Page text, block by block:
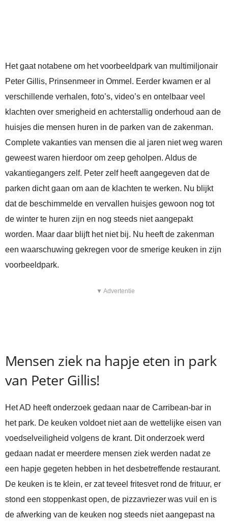
Het gaat notabene om het voorbeeldpark van multimiljonair
Peter Gillis, Prinsenmeer in Ommel. Eerder kwamen er al
verschillende verhalen, foto’s, video’s en ontelbaar veel
klachten over smerigheid en achterstallig onderhoud aan de
huisjes die mensen huren in de parken van de zakenman.
Complete vakanties van mensen die al jaren niet weg waren
geweest waren hierdoor om zeep geholpen. Aldus de
vakantiegangers zelf. Peter zelf heeft aangegeven dat de
parken dicht gaan om aan de klachten te werken. Nu blijkt
dat de beschimmelde en vervallen huisjes gewoon nog tot
de winter te huren zijn en nog steeds niet aangepakt
worden. Maar daar blijft het niet bij. Nu heeft de zakenman
een waarschuwing gekregen voor de smerige keuken in zijn
voorbeeldpark.
▼ Advertentie
Mensen ziek na hapje eten in park
van Peter Gillis!
Het AD heeft onderzoek gedaan naar de Carribean-bar in
het park. De keuken voldoet niet aan de wettelijke eisen van
voedselveiligheid volgens de krant. Dit onderzoek werd
gedaan nadat er meerdere mensen ziek werden nadat ze
een hapje gegeten hebben in het desbetreffende restaurant.
De keuken is te klein, er zat teveel fritesvet rond de frituur, er
stond een stoppenkast open, de pizzavriezer was vuil en is
de afwerking van de keuken nog steeds niet aangepast na